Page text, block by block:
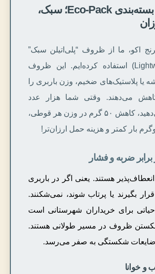
تکنولوژی بسته‌بندی Eco-Pack؛ سبک،
اکو، ما از ظروف “پلی‌اتیلن سبک”
(Lightweight PE) استفاده کرده‌ایم. این ظروف
یا پلاستیک‌های ضخیم، وزن باربری را
می‌دهند. وقتی شما هزار عدد
سفارش می‌دهید، کاهش ۵۰ گرم در وزن هر قوطی،
ضربه و فشار
هستند. یعنی اگر در باربری
بگیرند یا پرتاب شوند، نمی‌شکنند.
برای خریداران شهرستانی است
ظروف در مسیر طولانی هستند.
ضایعات شکستگی به صفر می‌رسد.
و خوانا